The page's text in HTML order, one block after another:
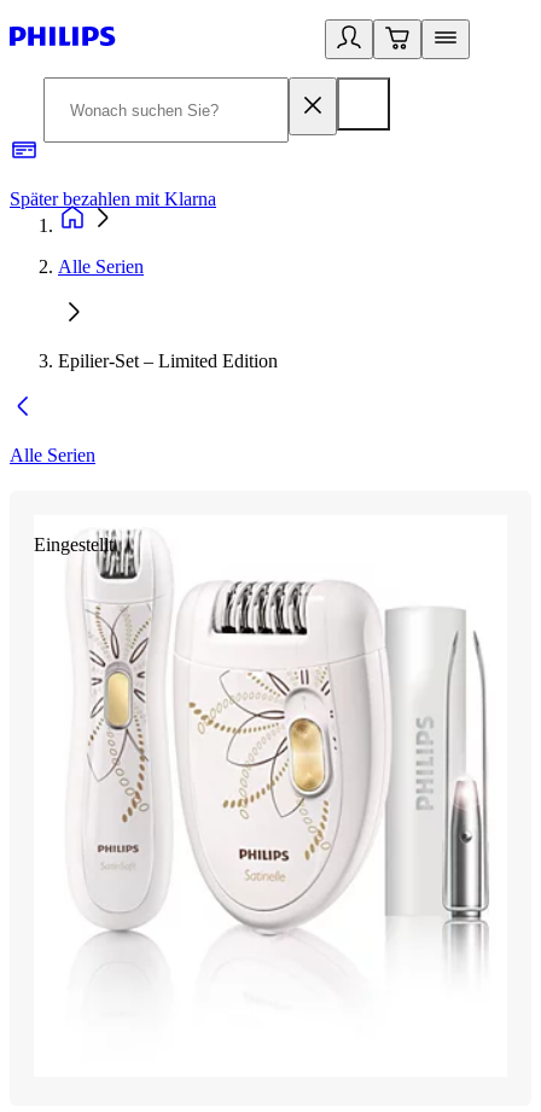
Später bezahlen mit Klarna
Alle Serien
Epilier-Set – Limited Edition
Alle Serien
Eingestellt